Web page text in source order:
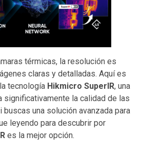
térmicas, la resolución es
claras y detalladas. Aquí es
tecnología Hikmicro SuperIR, una
significativamente la calidad de las
buscas una solución avanzada para
leyendo para descubrir por
es la mejor opción.